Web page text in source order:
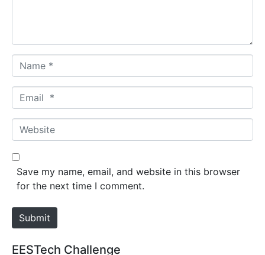
a
m
*
m
a
*
W
e
b
e
Save my name, email, and website in this browser
for the next time I comment.
Submit
EESTech Challenge